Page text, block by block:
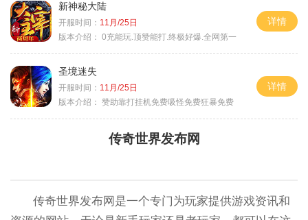
新神秘大陆
开服时间： 11月/25日
版本介绍： 0充能玩.顶赞能打.终极好爆.全网第一
详情
圣境迷失
开服时间： 11月/25日
版本介绍： 赞助靠打挂机免费吸怪免费狂暴免费
详情
传奇世界发布网
传奇世界发布网是一个专门为玩家提供游戏资讯和